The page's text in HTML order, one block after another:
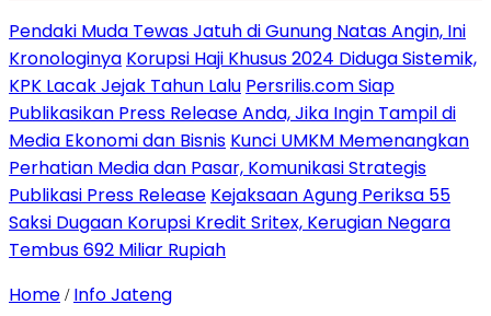
Pendaki Muda Tewas Jatuh di Gunung Natas Angin, Ini
Kronologinya Korupsi Haji Khusus 2024 Diduga Sistemik,
KPK Lacak Jejak Tahun Lalu Persrilis.com Siap
Publikasikan Press Release Anda, Jika Ingin Tampil di
Media Ekonomi dan Bisnis Kunci UMKM Memenangkan
Perhatian Media dan Pasar, Komunikasi Strategis
Publikasi Press Release Kejaksaan Agung Periksa 55
Saksi Dugaan Korupsi Kredit Sritex, Kerugian Negara
Tembus 692 Miliar Rupiah
Home / Info Jateng